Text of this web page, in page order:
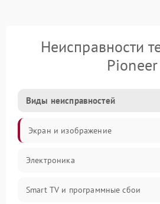
Неисправности
Pioneer
Виды неисправностей
Экран и изображение
Электроника
Smart TV и программные сбои